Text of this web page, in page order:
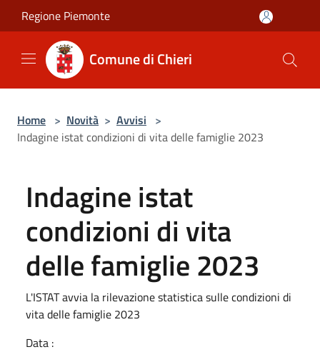
Salta al contenuto principale
Regione Piemonte
Comune di Chieri
Home > Novità > Avvisi >
Indagine istat condizioni di vita delle famiglie 2023
Indagine istat
condizioni di vita
delle famiglie 2023
L'ISTAT avvia la rilevazione statistica sulle condizioni di
vita delle famiglie 2023
Data :